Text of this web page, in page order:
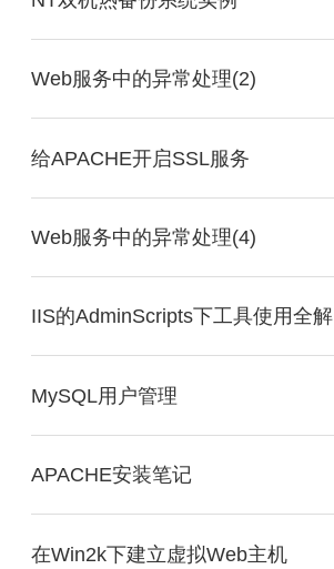
Web服务中的异常处理(2)
给APACHE开启SSL服务
Web服务中的异常处理(4)
IIS的AdminScripts下工具使用全解
MySQL用户管理
APACHE安装笔记
在Win2k下建立虚拟Web主机